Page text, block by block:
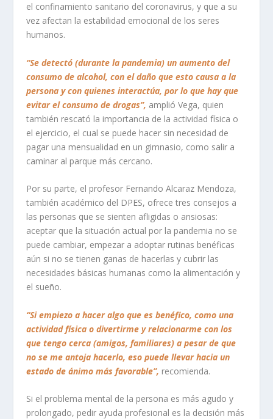
el confinamiento sanitario del coronavirus, y que a su
vez afectan la estabilidad emocional de los seres
humanos.
“Se detectó (durante la pandemia) un aumento del
consumo de alcohol, con el daño que esto causa a la
persona y con quienes interactúa, por lo que hay que
evitar el consumo de drogas”, amplió Vega, quien
también rescató la importancia de la actividad física o
el ejercicio, el cual se puede hacer sin necesidad de
pagar una mensualidad en un gimnasio, como salir a
caminar al parque más cercano.
Por su parte, el profesor Fernando Alcaraz Mendoza,
también académico del DPES, ofrece tres consejos a
las personas que se sienten afligidas o ansiosas:
aceptar que la situación actual por la pandemia no se
puede cambiar, empezar a adoptar rutinas benéficas
aún si no se tienen ganas de hacerlas y cubrir las
necesidades básicas humanas como la alimentación y
el sueño.
“Si empiezo a hacer algo que es benéfico, como una
actividad física o divertirme y relacionarme con los
que tengo cerca (amigos, familiares) a pesar de que
no se me antoja hacerlo, eso puede llevar hacia un
estado de ánimo más favorable”, recomienda.
Si el problema mental de la persona es más agudo y
prolongado, pedir ayuda profesional es la decisión más